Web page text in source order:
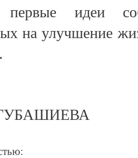
первые идеи
на улучшение